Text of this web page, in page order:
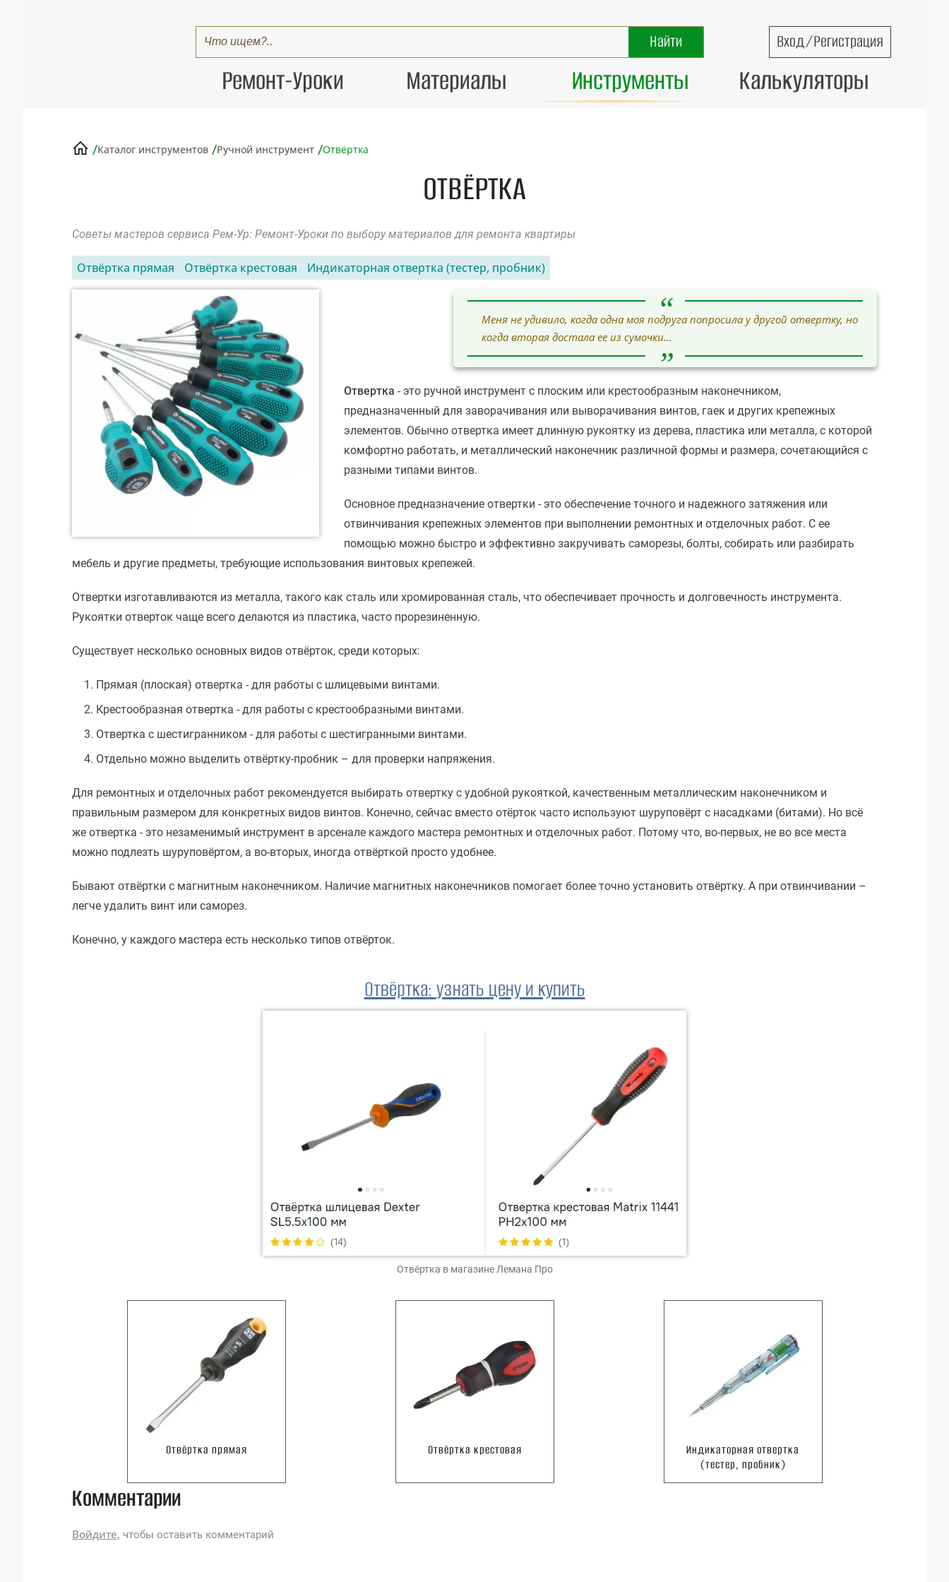
Вход/Регистрация
Ремонт-Уроки Материалы Инструменты Калькуляторы
/Каталог инструментов /Ручной инструмент /Отвёртка
ОТВЁРТКА
Советы мастеров сервиса Рем-Ур: Ремонт-Уроки по выбору материалов для ремонта квартиры
Отвёртка прямая Отвёртка крестовая Индикаторная отвертка (тестер, пробник)
Меня не удивило, когда одна моя подруга попросила у другой отвертку, но
когда вторая достала ее из сумочки…
Отвертка - это ручной инструмент с плоским или крестообразным наконечником,
предназначенный для заворачивания или выворачивания винтов, гаек и других крепежных
элементов. Обычно отвертка имеет длинную рукоятку из дерева, пластика или металла, с которой
комфортно работать, и металлический наконечник различной формы и размера, сочетающийся с
разными типами винтов.
Основное предназначение отвертки - это обеспечение точного и надежного затяжения или
отвинчивания крепежных элементов при выполнении ремонтных и отделочных работ. С ее
помощью можно быстро и эффективно закручивать саморезы, болты, собирать или разбирать
мебель и другие предметы, требующие использования винтовых крепежей.
Отвертки изготавливаются из металла, такого как сталь или хромированная сталь, что обеспечивает прочность и долговечность инструмента.
Рукоятки отверток чаще всего делаются из пластика, часто прорезиненную.
Существует несколько основных видов отвёрток, среди которых:
Прямая (плоская) отвертка - для работы с шлицевыми винтами.
Крестообразная отвертка - для работы с крестообразными винтами.
Отвертка с шестигранником - для работы с шестигранными винтами.
Отдельно можно выделить отвёртку-пробник – для проверки напряжения.
Для ремонтных и отделочных работ рекомендуется выбирать отвертку с удобной рукояткой, качественным металлическим наконечником и
правильным размером для конкретных видов винтов. Конечно, сейчас вместо отёрток часто используют шуруповёрт с насадками (битами). Но всё
же отвертка - это незаменимый инструмент в арсенале каждого мастера ремонтных и отделочных работ. Потому что, во-первых, не во все места
можно подлезть шуруповёртом, а во-вторых, иногда отвёрткой просто удобнее.
Бывают отвёртки с магнитным наконечником. Наличие магнитных наконечников помогает более точно установить отвёртку. А при отвинчивании –
легче удалить винт или саморез.
Конечно, у каждого мастера есть несколько типов отвёрток.
Отвёртка: узнать цену и купить
Отвёртка в магазине Лемана Про
Отвёртка прямая Отвёртка крестовая
Индикаторная отвертка
(тестер, пробник)
Комментарии
Войдите, чтобы оставить комментарий